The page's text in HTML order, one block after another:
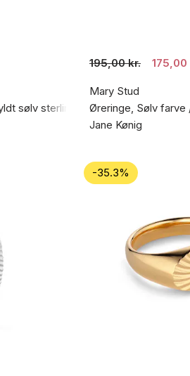
sølv sterling 925
195,00 kr. 175,00
Mary Stud
Øreringe, Sølv farve
Jane Kønig
-35.3%